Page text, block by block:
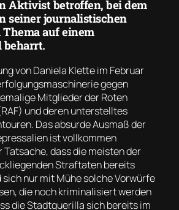
Aktivist betroffen, bei dem
seiner journalistischen
auf einem
beharrt.
von Daniela Klette im Februar
gegen
Mitglieder der Roten
und deren unterstelltes
Das absurde Ausmaß der
ist vollkommen
Tatsache, dass die meisten der
Straftaten bereits
nur mit Mühe solche Vorwürfe
die noch kriminalisiert werden
die Stadtguerilla sich bereits im